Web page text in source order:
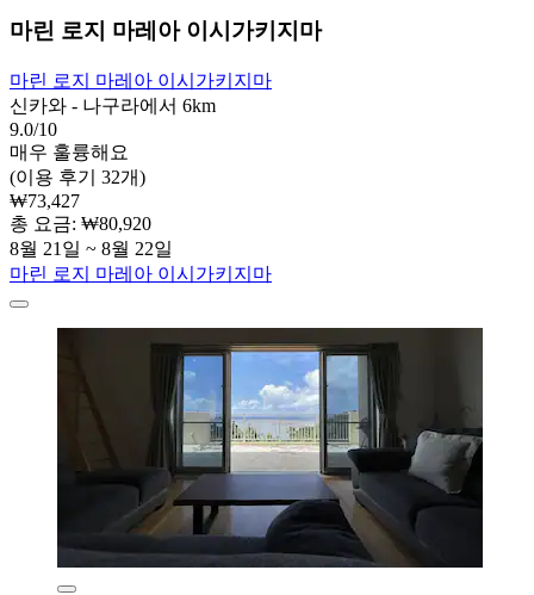
마린 로지 마레아 이시가키지마
마린 로지 마레아 이시가키지마
신카와 - 나구라에서 6km
9.0/10
매우 훌륭해요
(이용 후기 32개)
₩73,427
총 요금: ₩80,920
8월 21일 ~ 8월 22일
마린 로지 마레아 이시가키지마